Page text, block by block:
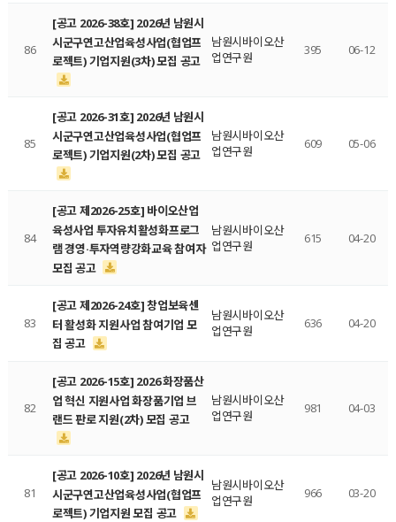
86
[공고 2026-38호] 2026년 남원시
시군구연고산업육성사업(협업프
로젝트) 기업지원(3차) 모집 공고
남원시바이오산
업연구원
395 06-12
85
[공고 2026-31호] 2026년 남원시
시군구연고산업육성사업(협업프
로젝트) 기업지원(2차) 모집 공고
남원시바이오산
업연구원
609 05-06
84
[공고 제2026-25호] 바이오산업
육성사업 투자유치활성화프로그
램 경영·투자역량강화교육 참여자
모집 공고
남원시바이오산
업연구원
615 04-20
83
[공고 제2026-24호] 창업보육센
터 활성화 지원사업 참여기업 모
집 공고
남원시바이오산
업연구원
636 04-20
82
[공고 2026-15호] 2026 화장품산
업 혁신 지원사업 화장품기업 브
랜드 판로 지원(2차) 모집 공고
남원시바이오산
업연구원
981 04-03
81
[공고 2026-10호] 2026년 남원시
시군구연고산업육성사업(협업프
로젝트) 기업지원 모집 공고
남원시바이오산
업연구원
966 03-20